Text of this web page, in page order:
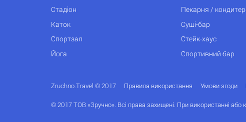
Стадіон
Каток
Спортзал
Йога
Пекарня /
Суші-бар
Стейк-хаус
Спортивний бар
Zruchno.Travel © 2017 Правила використання Умови згоди
© 2017 ТОВ «Зручно». Всі права захищені. При використанні або